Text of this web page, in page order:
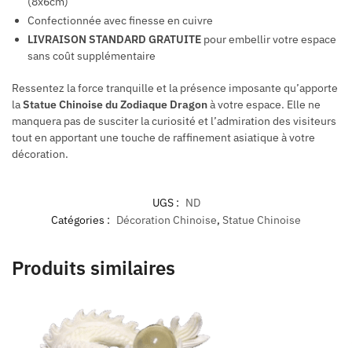
Confectionnée avec finesse en cuivre
LIVRAISON STANDARD GRATUITE pour embellir votre espace
sans coût supplémentaire
Ressentez la force tranquille et la présence imposante qu’apporte
laStatue Chinoise du Zodiaque Dragonà votre espace. Elle ne
manquera pas de susciter la curiosité et l’admiration des visiteurs
tout en apportant une touche de raffinement asiatique à votre
décoration.
UGS : ND
Catégories : Décoration Chinoise, Statue Chinoise
Produits similaires